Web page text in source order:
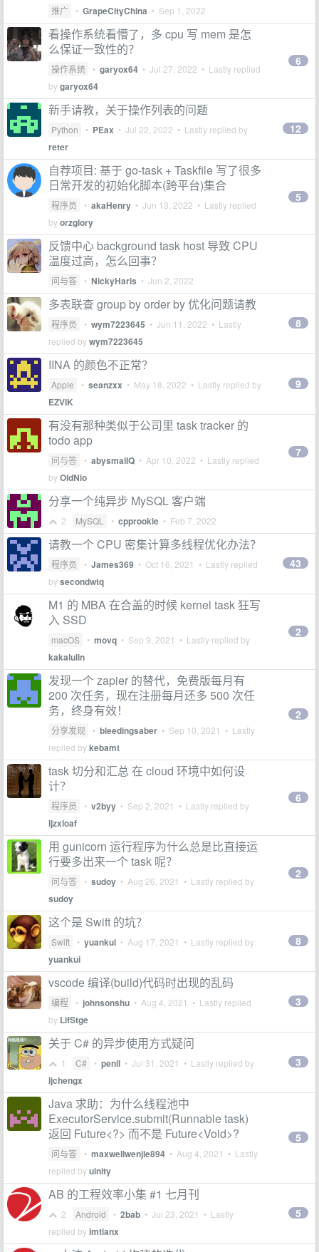
推广 • GrapeCityChina • Sep 1, 2022
看操作系统看懵了，多 cpu 写 mem 是怎
么保证一致性的？
操作系统 • garyox64 • Jul 27, 2022 • Lastly replied
bygaryox64
6
新手请教，关于操作列表的问题
Python • PEax • Jul 22, 2022 • Lastly replied by
reter
12
自荐项目: 基于 go-task + Taskfile 写了很多
日常开发的初始化脚本(跨平台)集合
程序员 • akaHenry • Jun 13, 2022 • Lastly replied
byorzglory
5
反馈中心 background task host 导致 CPU
温度过高，怎么回事？
问与答 • NickyHaris • Jun 2, 2022
多表联查 group by order by 优化问题请教
程序员 • wym7223645 • Jun 11, 2022 • Lastly
replied bywym7223645
8
IINA 的颜色不正常？
Apple • seanzxx • May 18, 2022 • Lastly replied by
EZVIK
9
有没有那种类似于公司里 task tracker 的
todo app
问与答 • abysmalIQ • Apr 10, 2022 • Lastly replied
byOldNio
7
分享一个纯异步 MySQL 客户端
2 MySQL • cpprookie • Feb 7, 2022
请教一个 CPU 密集计算多线程优化办法？
程序员 • James369 • Oct 16, 2021 • Lastly replied
bysecondwtq
43
M1 的 MBA 在合盖的时候 kernel task 狂写
入 SSD
macOS • movq • Sep 9, 2021 • Lastly replied by
kakalulin
2
发现一个 zapier 的替代，免费版每月有
200 次任务，现在注册每月还多 500 次任
务，终身有效！
分享发现 • bleedingsaber • Sep 10, 2021 • Lastly
replied bykebamt
2
task 切分和汇总 在 cloud 环境中如何设
计？
程序员 • v2byy • Sep 2, 2021 • Lastly replied by
ljzxloaf
6
用 gunicorn 运行程序为什么总是比直接运
行要多出来一个 task 呢？
问与答 • sudoy • Aug 26, 2021 • Lastly replied by
sudoy
2
这个是 Swift 的坑？
Swift • yuankui • Aug 17, 2021 • Lastly replied by
yuankui
8
vscode 编译(build)代码时出现的乱码
编程 • johnsonshu • Aug 4, 2021 • Lastly replied
by LifStge
3
关于 C# 的异步使用方式疑问
1 C# • penll • Jul 31, 2021 • Lastly replied by
ljchengx
3
Java 求助：为什么线程池中
ExecutorService.submit(Runnable task)
返回 Future<?> 而不是 Future<Void>?
问与答 • maxwellwenjie894 • Aug 4, 2021 • Lastly
replied byuinity
5
AB 的工程效率小集 #1 七月刊
2 Android • 2bab • Jul 23, 2021 • Lastly
replied byimtianx
5